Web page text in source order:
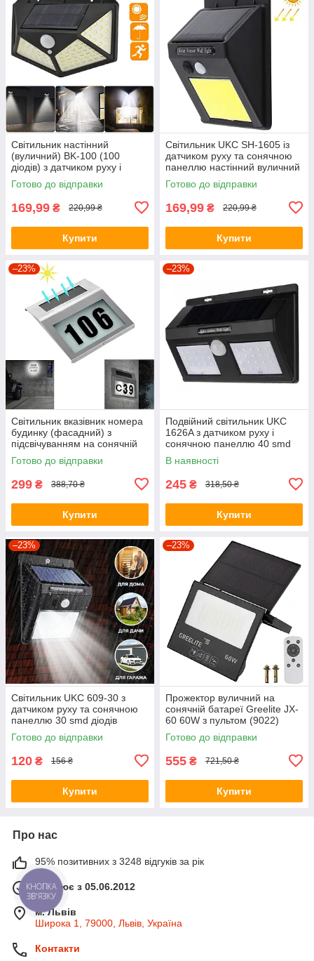
Світильник настінний
(вуличний) BK-100 (100
діодів) з датчиком руху і
сонячною панеллю (7317)
Готово до відправки
169,99 ₴ 220,99 ₴
Купити
Світильник UKC SH-1605 із
датчиком руху та сонячною
панеллю настінний вуличний
350 люмен (4514)
Готово до відправки
169,99 ₴ 220,99 ₴
Купити
–23%
Світильник вказівник номера
будинку (фасадний) з
підсвічуванням на сонячній
батареї SIlver + цифри
Готово до відправки
299 ₴ 388,70 ₴
Купити
–23%
Подвійний світильник UKC
1626A з датчиком руху і
сонячною панеллю 40 smd
настінний вуличний (7178)
В наявності
245 ₴ 318,50 ₴
Купити
–23%
Світильник UKC 609-30 з
датчиком руху та сонячною
панеллю 30 smd діодів
настінний Black (5115)
Готово до відправки
120 ₴ 156 ₴
Купити
–23%
Прожектор вуличний на
сонячній батареї Greelite JX-
60 60W з пультом (9022)
Готово до відправки
555 ₴ 721,50 ₴
Купити
Про нас
95% позитивних з 3248 відгуків за рік
Працює з 05.06.2012
м. Львів
Широка 1, 79000, Львів, Україна
Контакти
КНОПКА
ЗВ'ЯЗКУ